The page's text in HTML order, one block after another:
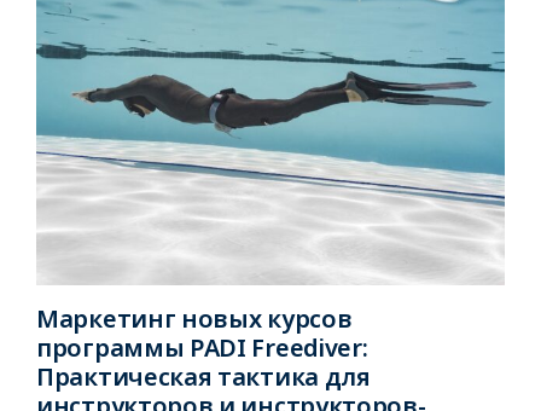
Маркетинг новых курсов
программы PADI Freediver:
Практическая тактика для